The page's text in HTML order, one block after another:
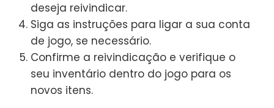
deseja reivindicar.
Siga as instruções para ligar a sua conta
de jogo, se necessário.
Confirme a reivindicação e verifique o
seu inventário dentro do jogo para os
novos itens.